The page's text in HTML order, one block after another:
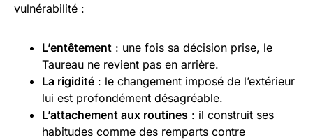
vulnérabilité :
L’entêtement : une fois sa décision prise, le
Taureau ne revient pas en arrière.
La rigidité : le changement imposé de l’extérieur
lui est profondément désagréable.
L’attachement aux routines : il construit ses
habitudes comme des remparts contre